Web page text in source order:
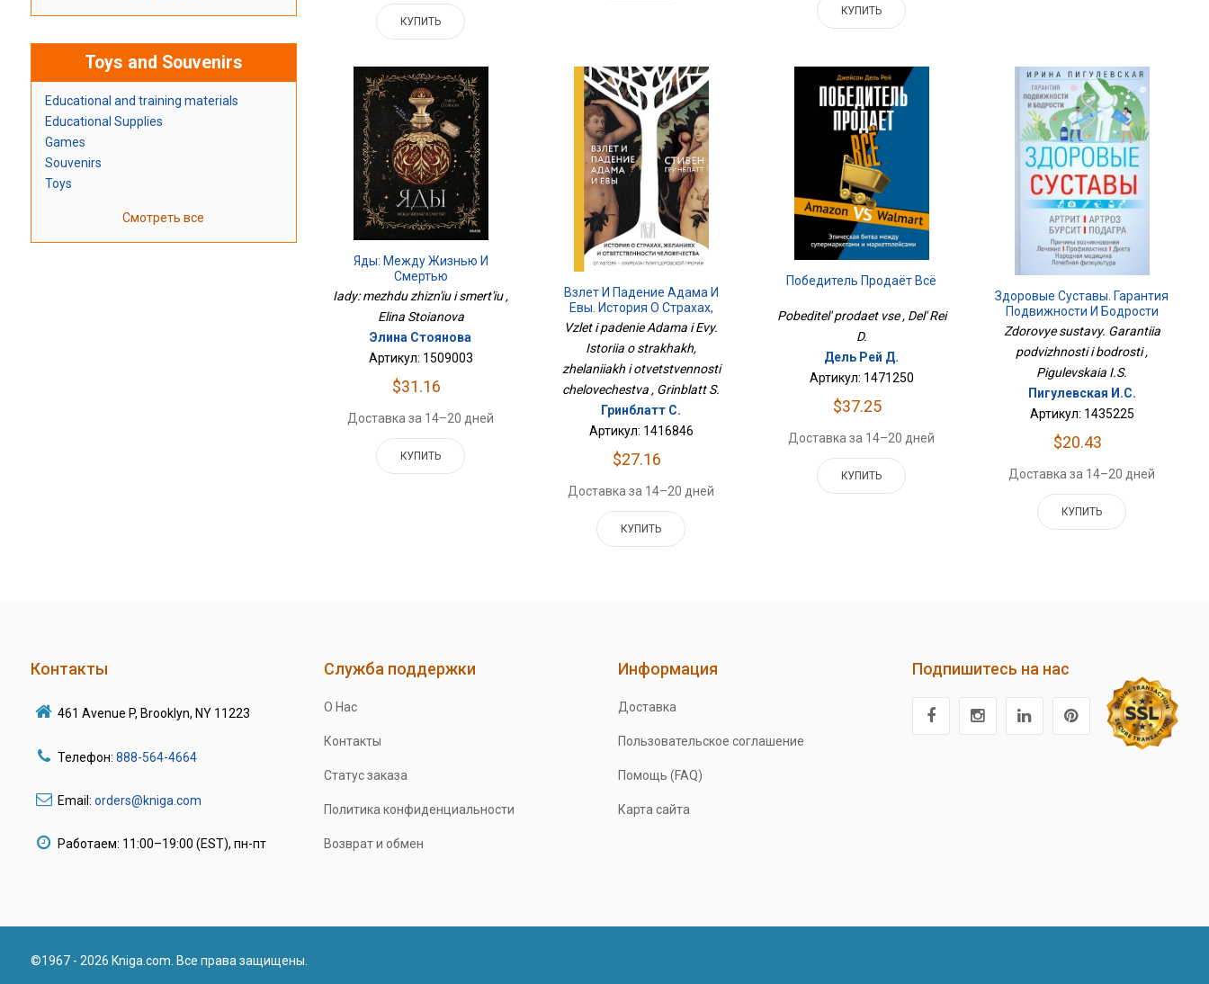
Toys and Souvenirs
Educational and training materials
Educational Supplies
Games
Souvenirs
Toys
Смотреть все
КУПИТЬ
КУПИТЬ
Яды: Между Жизнью И
Смертью
Iady: mezhdu zhizn'iu i smert'iu ,
Elina Stoianova
Элина Стоянова
Артикул: 1509003
$31.16
Доставка за 14–20 дней
КУПИТЬ
Взлет И Падение Адама И
Евы. История О Страхах,
Желаниях И
Ответственности
Человечества
Vzlet i padenie Adama i Evy.
Istoriia o strakhakh,
zhelaniiakh i otvetstvennosti
chelovechestva , Grinblatt S.
Гринблатт С.
Артикул: 1416846
$27.16
Доставка за 14–20 дней
КУПИТЬ
Победитель Продаёт Всё
Pobeditel' prodaet vse , Del' Rei
D.
Дель Рей Д.
Артикул: 1471250
$37.25
Доставка за 14–20 дней
КУПИТЬ
Здоровые Суставы. Гарантия
Подвижности И Бодрости
Zdorovye sustavy. Garantiia
podvizhnosti i bodrosti ,
Pigulevskaia I.S.
Пигулевская И.С.
Артикул: 1435225
$20.43
Доставка за 14–20 дней
КУПИТЬ
Контакты
461 Avenue P, Brooklyn, NY 11223
Телефон: 888-564-4664
Email: orders@kniga.com
Работаем: 11:00–19:00 (EST), пн-пт
Служба поддержки
О Нас
Контакты
Статус заказа
Политика конфиденциальности
Возврат и обмен
Информация
Доставка
Пользовательское соглашение
Помощь (FAQ)
Карта сайта
Подпишитесь на нас
©1967 - 2026 Kniga.com. Все права защищены.